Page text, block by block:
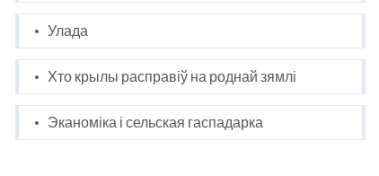
Улада
Хто крылы расправіў на роднай зямлі
Эканоміка і сельская гаспадарка